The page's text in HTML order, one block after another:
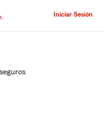
Iniciar Sesión